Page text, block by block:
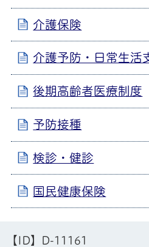
介護保険
介護予防・日常生活
後期高齢者医療制度
予防接種
検診・健診
国民健康保険
【ID】
D-11161